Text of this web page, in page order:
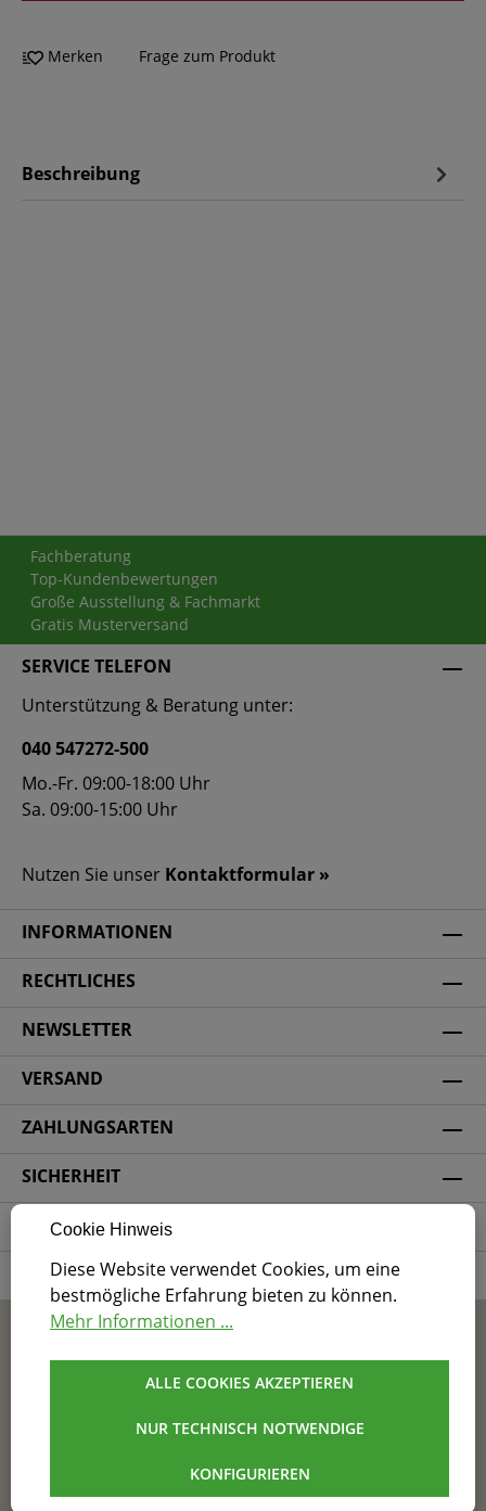
Merken Frage zum Produkt
Beschreibung
Fachberatung
Top-Kundenbewertungen
Große Ausstellung & Fachmarkt
Gratis Musterversand
SERVICE TELEFON
Unterstützung & Beratung unter:
040 547272-500
Mo.-Fr. 09:00-18:00 Uhr
Sa. 09:00-15:00 Uhr
Nutzen Sie unser Kontaktformular »
INFORMATIONEN
RECHTLICHES
NEWSLETTER
VERSAND
ZAHLUNGSARTEN
SICHERHEIT
SOCIAL MEDIA
ZERTIFIZIERUNG
* Alle Preise inkl. gesetzl. Mehrwertsteuer zzgl.
Versandkostenund ggf. Nachnahmegebühren, wenn
nicht anders angegeben.
Impressum Datenschutz
Barrierefreiheit
Cookie Einstellungen
© Andresen & Jochimsen GmbH & Co. KG
Cookie Hinweis
Diese Website verwendet Cookies, um eine
bestmögliche Erfahrung bieten zu können.
Mehr Informationen ...
NUR TECHNISCH NOTWENDIGE
KONFIGURIEREN
ALLE COOKIES AKZEPTIEREN